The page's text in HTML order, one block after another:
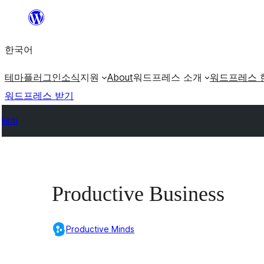
츠
로
로
가
한국어
테마플러그인소식지원 About워드프레스 소개 워드프레스
워드프레스 받기
테마
Productive Business
Productive Minds